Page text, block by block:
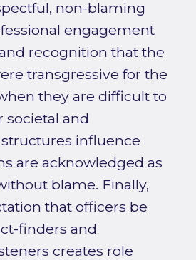
non-blaming
engagement
recognition that the
transgressive for the
they are difficult to
societal and
influence
are acknowledged as
blame. Finally,
that officers be
finders and
creates role